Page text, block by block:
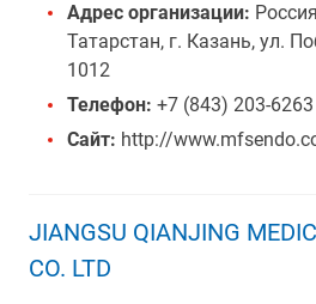
Адрес организации:
Татарстан, г. Казань, ул.
1012
Телефон: +7 (843) 203-6263
Сайт: http://
JIANGSU QIANJING
CO. LTD